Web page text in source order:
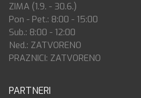
ZIMA (1.9. - 30.6.)
Pon - Pet.: 8:00 - 15:00
Sub.: 8:00 - 12:00
Ned.: ZATVORENO
PRAZNICI: ZATVORENO
PARTNERI